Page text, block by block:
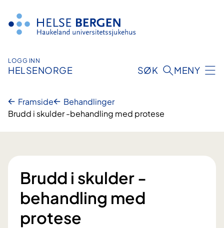
innhald
LOGG INN
HELSENORGE SØK MENY
Framside
Behandlinger
Brudd i skulder -behandling med protese
Brudd i skulder -
behandling med
protese